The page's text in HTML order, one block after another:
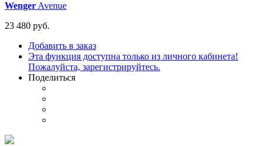
Wenger Avenue
23 480 руб.
Добавить в заказ
Эта функция доступна только из личного кабинета!
Пожалуйста, зарегистрируйтесь.
Поделиться